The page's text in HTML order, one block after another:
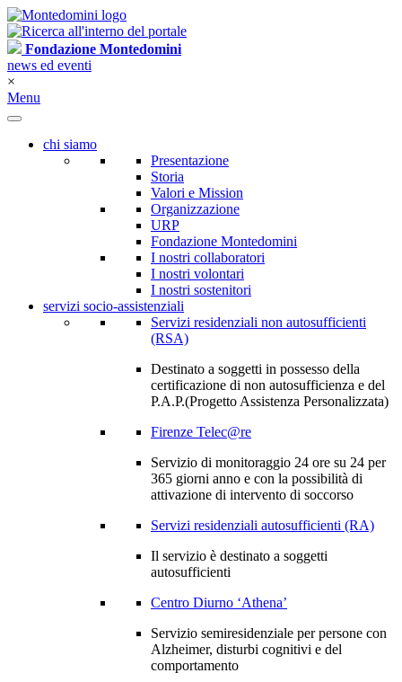
Fondazione Montedomini
news ed eventi
×
Menu
chi siamo
Presentazione
Storia
Valori e Mission
Organizzazione
URP
Fondazione Montedomini
I nostri collaboratori
I nostri volontari
I nostri sostenitori
servizi socio-assistenziali
Servizi residenziali non autosufficienti
(RSA)
Destinato a soggetti in possesso della
certificazione di non autosufficienza e del
P.A.P.(Progetto Assistenza Personalizzata)
Firenze Telec@re
Servizio di monitoraggio 24 ore su 24 per
365 giorni anno e con la possibilità di
attivazione di intervento di soccorso
Servizi residenziali autosufficienti (RA)
Il servizio è destinato a soggetti
autosufficienti
Centro Diurno ‘Athena’
Servizio semiresidenziale per persone con
Alzheimer, disturbi cognitivi e del
comportamento